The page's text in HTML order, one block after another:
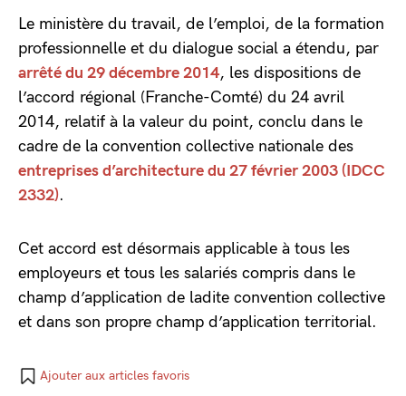
Le ministère du travail, de l’emploi, de la formation
professionnelle et du dialogue social a étendu, par
arrêté du 29 décembre 2014, les dispositions de
l’accord régional (Franche-Comté) du 24 avril
2014, relatif à la valeur du point, conclu dans le
cadre de la convention collective nationale des
entreprises d’architecture du 27 février 2003 (IDCC
2332).
Cet accord est désormais applicable à tous les
employeurs et tous les salariés compris dans le
champ d’application de ladite convention collective
et dans son propre champ d’application territorial.
Ajouter aux articles favoris